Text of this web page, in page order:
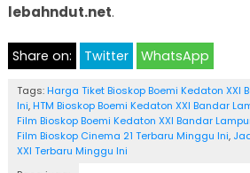
lebahndut.net.
Share on: Twitter WhatsApp
Tags: Harga Tiket Bioskop Boemi Kedaton XXI
Ini, HTM Bioskop Boemi Kedaton XXI Bandar
Film Bioskop Boemi Kedaton XXI Bandar
Film Bioskop Cinema 21 Terbaru Minggu Ini,
XXI Terbaru Minggu Ini